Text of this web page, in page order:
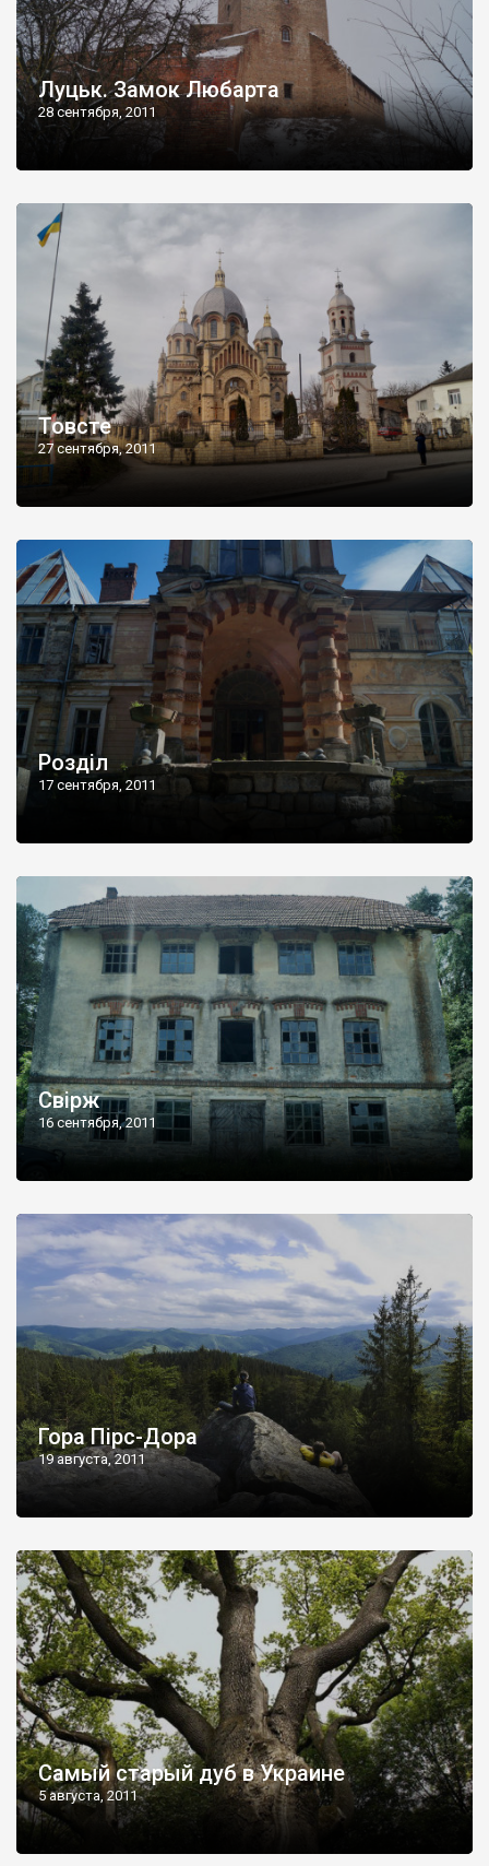
Луцьк. Замок Любарта
28 сентября, 2011
Товсте
27 сентября, 2011
Розділ
17 сентября, 2011
Свірж
16 сентября, 2011
Гора Пірс-Дора
19 августа, 2011
Самый старый дуб в Украине
5 августа, 2011